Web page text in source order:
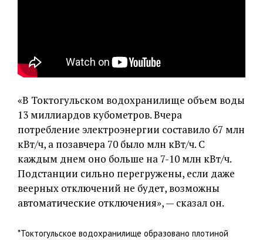
«В Токтогульском водохранилище объем воды
13 миллиардов кубометров. Вчера
потребление электроэнергии составило 67 млн
кВт/ч, а позавчера 70 было млн кВт/ч. С
каждым днем оно больше на 7-10 млн кВт/ч.
Подстанции сильно перегружены, если даже
веерных отключений не будет, возможны
автоматические отключения», — сказал он.
*Токтогульское водохранилище образовано плотиной